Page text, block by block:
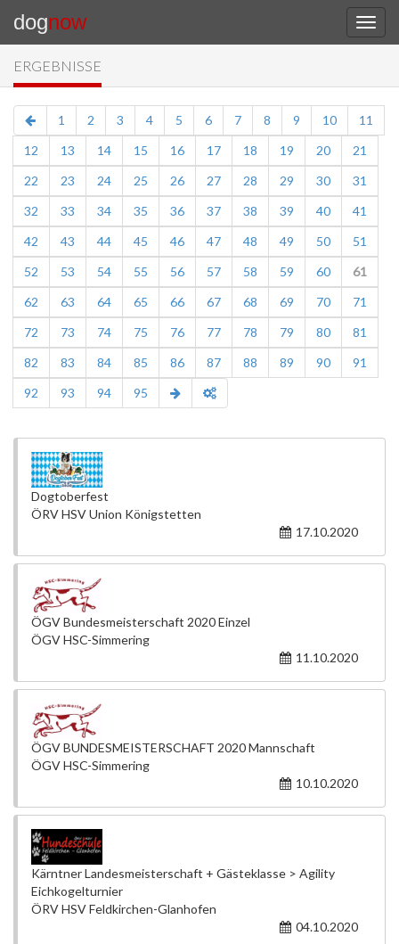
dognow
ERGEBNISSE
1 2 3 4 5 6 7 8 9 10
11
12
13 14 15 16 17 18 19 20
21
22
23 24 25 26 27 28 29 30
31
32
33 34 35 36 37 38 39 40
41
42
43 44 45 46 47 48 49 50
51
52
53 54 55 56 57 58 59 60
61
62
63 64 65 66 67 68 69 70
71
72
73 74 75 76 77 78 79 80
81
82
83 84 85 86 87 88 89 90
91
92
93 94 95
Dogtoberfest
ÖRV HSV Union Königstetten
17.10.2020
ÖGV Bundesmeisterschaft 2020 Einzel
ÖGV HSC-Simmering
11.10.2020
ÖGV BUNDESMEISTERSCHAFT 2020 Mannschaft
ÖGV HSC-Simmering
10.10.2020
Kärntner Landesmeisterschaft + Gästeklasse > Agility
Eichkogelturnier
ÖRV HSV Feldkirchen-Glanhofen
04.10.2020